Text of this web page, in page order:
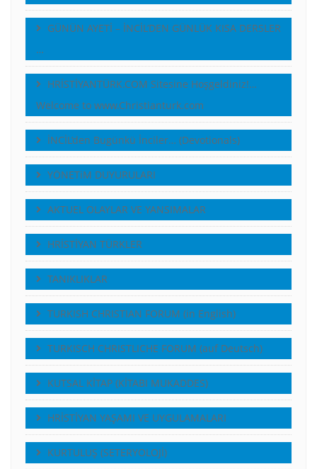
GÜNÜN AYETİ – İNCİL’DEN GÜNLÜK KISA DERSLER
…
HRİSTİYANTÜRK.COM Sitesine Hoşgeldiniz!…
Welcome to www.Christianturk.com
İNCİL’den Bugünkü İnciler… (Devotionals)
YÖNETiM DUYURULARI
AKTUEL OLAYLAR VE YANSIMALAR
HRİSTİYAN TÜRKLER
TANIKLIKLAR
TURKISH CHRISTIAN FORUM (in English)
TURKISCH CHRISTLICHE FORUM (auf Deutsch)
KUTSAL KİTAP (KİTABI MUKADDES)
HRİSTİYAN YAŞAMI VE UYGULAMALARI
KURTULUŞ (SETERYOLOJİ)